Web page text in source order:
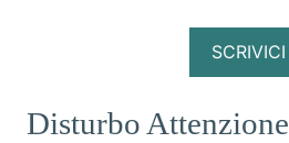
SCRIVICI
Disturbo Attenzione